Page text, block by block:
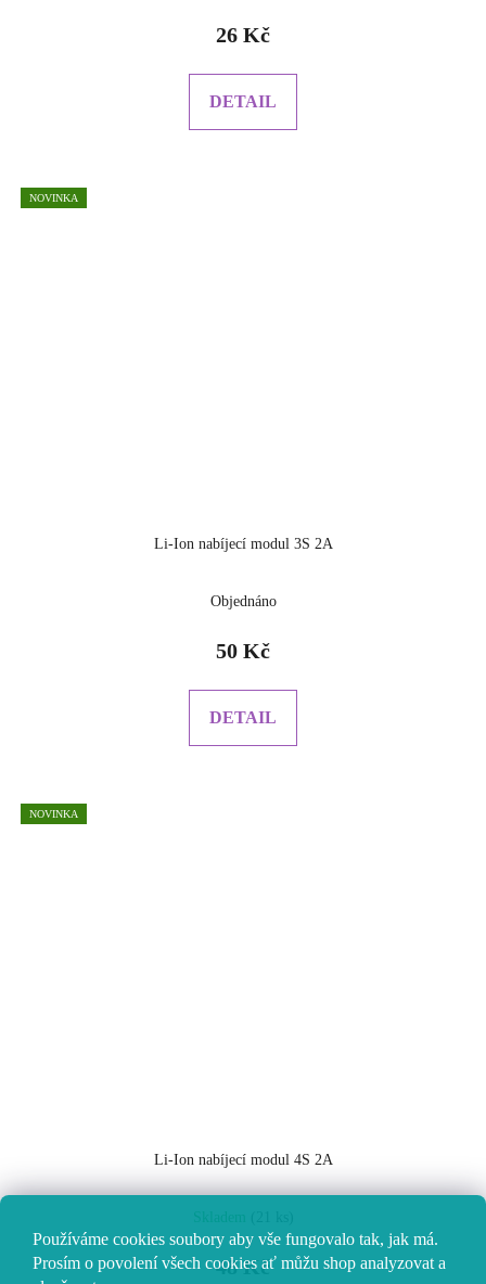
Používáme cookies soubory aby vše fungovalo tak, jak má.
Prosím o povolení všech cookies ať můžu shop analyzovat a
26 Kč
DETAIL
NOVINKA
Li-Ion nabíjecí modul 3S 2A
Objednáno
50 Kč
DETAIL
NOVINKA
Li-Ion nabíjecí modul 4S 2A
48 Kč